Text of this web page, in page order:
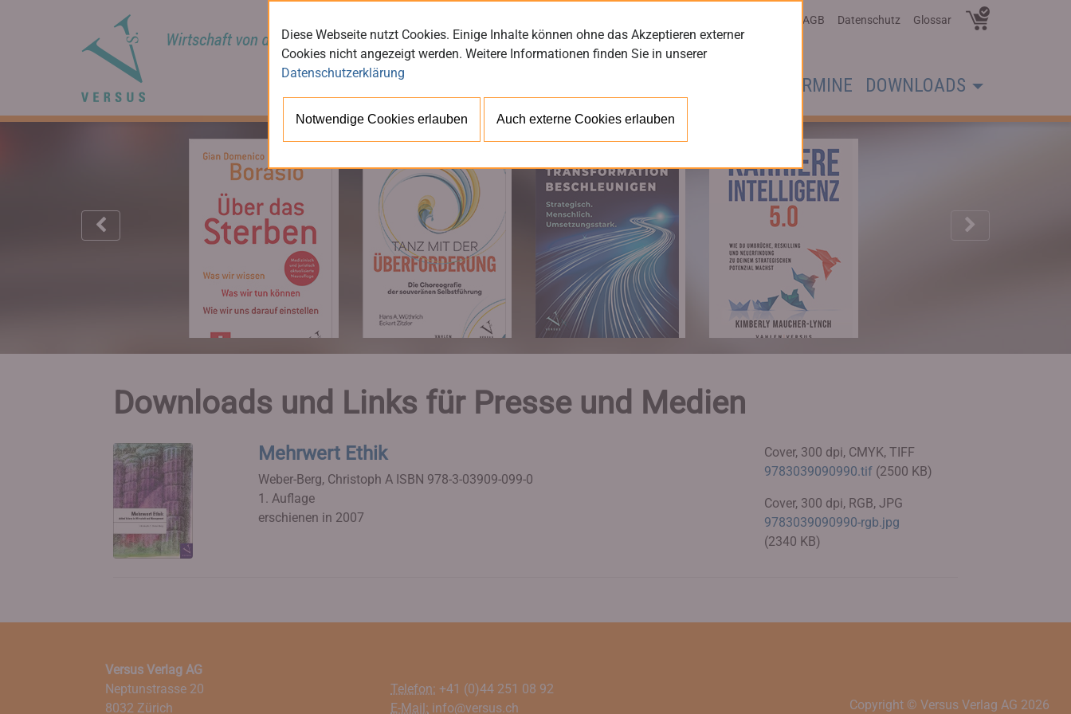
AGB Datenschutz Glossar
TERMINE DOWNLOADS
Downloads und Links für Presse und Medien
Mehrwert Ethik
Weber-Berg, Christoph A ISBN 978-3-03909-099-0
1. Auflage
erschienen in 2007
Cover, 300 dpi, CMYK, TIFF
9783039090990.tif (2500 KB)
Cover, 300 dpi, RGB, JPG
9783039090990-rgb.jpg
(2340 KB)
Versus Verlag AG
Neptunstrasse 20
8032 Zürich
Telefon: +41 (0)44 251 08 92
E-Mail: info@versus.ch Copyright © Versus Verlag AG 2026
Diese Webseite nutzt Cookies. Einige Inhalte können ohne das Akzeptieren externer
Cookies nicht angezeigt werden. Weitere Informationen finden Sie in unserer
Datenschutzerklärung
Notwendige Cookies erlauben Auch externe Cookies erlauben